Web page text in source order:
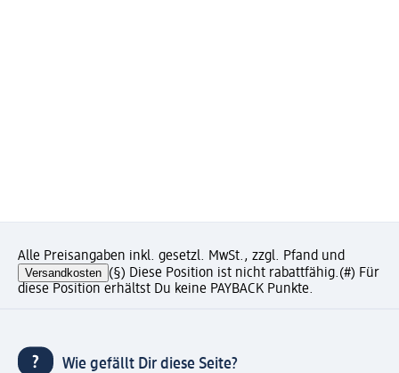
Alle Preisangaben inkl. gesetzl. MwSt., zzgl. Pfand und
Versandkosten (§) Diese Position ist nicht rabattfähig.(#) Für
diese Position erhältst Du keine PAYBACK Punkte.
Wie gefällt Dir diese Seite?